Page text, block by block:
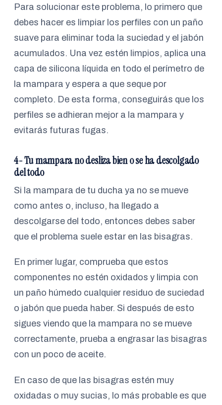
Para solucionar este problema, lo primero que
debes hacer es limpiar los perfiles con un paño
suave para eliminar toda la suciedad y el jabón
acumulados. Una vez estén limpios, aplica una
capa de silicona líquida en todo el perímetro de
la mampara y espera a que seque por
completo. De esta forma, conseguirás que los
perfiles se adhieran mejor a la mampara y
evitarás futuras fugas.
4- Tu mampara no desliza bien o se ha descolgado
del todo
Si la mampara de tu ducha ya no se mueve
como antes o, incluso, ha llegado a
descolgarse del todo, entonces debes saber
que el problema suele estar en las bisagras.
En primer lugar, comprueba que estos
componentes no estén oxidados y limpia con
un paño húmedo cualquier residuo de suciedad
o jabón que pueda haber. Si después de esto
sigues viendo que la mampara no se mueve
correctamente, prueba a engrasar las bisagras
con un poco de aceite.
En caso de que las bisagras estén muy
oxidadas o muy sucias, lo más probable es que